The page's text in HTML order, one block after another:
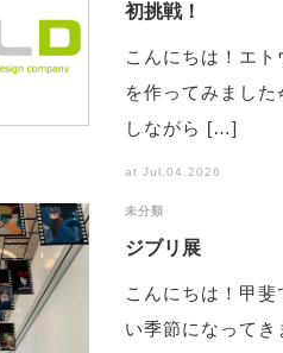
初挑戦！
こんにちは！
を作ってみました
しながら […]
at Jul.04.2026
未分類
ジブリ展
こんにちは！甲斐
い季節になってき